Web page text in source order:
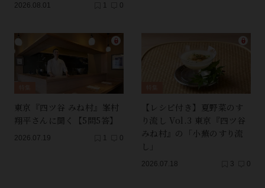
2026.08.01 1 0
東京『四ツ谷 みね村』峯村
翔平さんに聞く【5問5答】
2026.07.19 1 0
【レシピ付き】夏野菜のす
り流し Vol.3 東京『四ツ谷
みね村』の「小蕪のすり流
し」
2026.07.18 3 0